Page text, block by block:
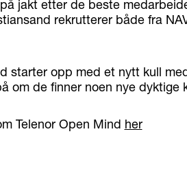
jakt etter de beste
rekrutterer både fra
starter opp med et nytt kull
om de finner noen nye dyktige
Telenor Open Mind her